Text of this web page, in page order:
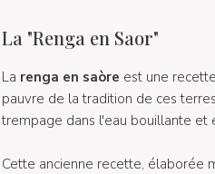
La "Renga en Saor"
La renga en saòre est une
pauvre de la tradition de ces
trempage dans l'eau bouillante et
Cette ancienne recette, élaborée